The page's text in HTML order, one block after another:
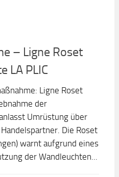
– Ligne Roset
LA PLIC
Ligne Roset
der
Umrüstung über
Die Roset
warnt aufgrund eines
der Wandleuchten...